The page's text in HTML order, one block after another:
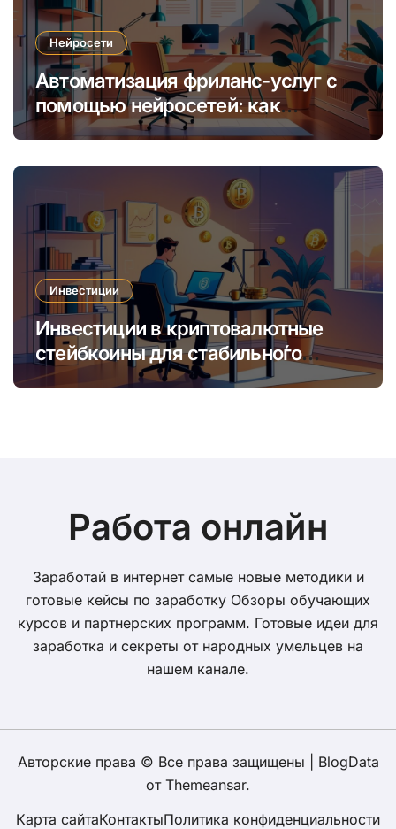
Нейросети
Автоматизация фриланс-услуг с
помощью нейросетей: как
увеличить доход и сократить
Инвестиции
Инвестиции в криптовалютные
стейбкоины для стабильно́го
онлайн-заработка в условиях
Работа онлайн
Заработай в интернет самые новые методики и
готовые кейсы по заработку Обзоры обучающих
курсов и партнерских программ. Готовые идеи для
заработка и секреты от народных умельцев на
нашем канале.
Авторские права © Все права защищены
BlogData
от Themeansar.
Карта сайтаКонтактыПолитика конфиденциальности